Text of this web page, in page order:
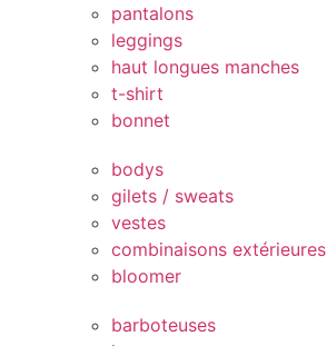
pantalons
leggings
haut longues manches
t-shirt
bonnet
bodys
gilets / sweats
vestes
combinaisons extérieures
bloomer
barboteuses